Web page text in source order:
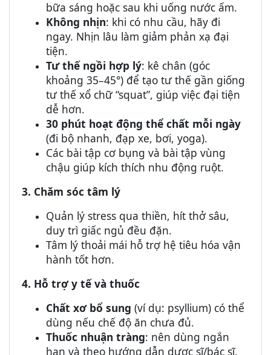
bữa sáng hoặc sau khi uống nước ấm.
Không nhịn: khi có nhu cầu, hãy đi
ngay. Nhịn lâu làm giảm phản xạ đại
tiện.
Tư thế ngồi hợp lý: kê chân (góc
khoảng 35–45°) để tạo tư thế gần giống
tư thế xổ chữ “squat”, giúp việc đại tiện
dễ hơn.
30 phút hoạt động thể chất mỗi ngày
(đi bộ nhanh, đạp xe, bơi, yoga).
Các bài tập cơ bụng và bài tập vùng
chậu giúp kích thích nhu động ruột.
3. Chăm sóc tâm lý
Quản lý stress qua thiền, hít thở sâu,
duy trì giấc ngủ đều đặn.
Tâm lý thoải mái hỗ trợ hệ tiêu hóa vận
hành tốt hơn.
4. Hỗ trợ y tế và thuốc
Chất xơ bổ sung (ví dụ: psyllium) có thể
dùng nếu chế độ ăn chưa đủ.
Thuốc nhuận tràng: nên dùng ngắn
hạn và theo hướng dẫn dược sĩ/bác sĩ.